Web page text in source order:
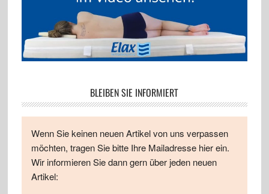
BLEIBEN SIE INFORMIERT
Wenn Sie keinen neuen Artikel von uns verpassen
möchten, tragen Sie bitte Ihre Mailadresse hier ein.
Wir informieren Sie dann gern über jeden neuen
Artikel: